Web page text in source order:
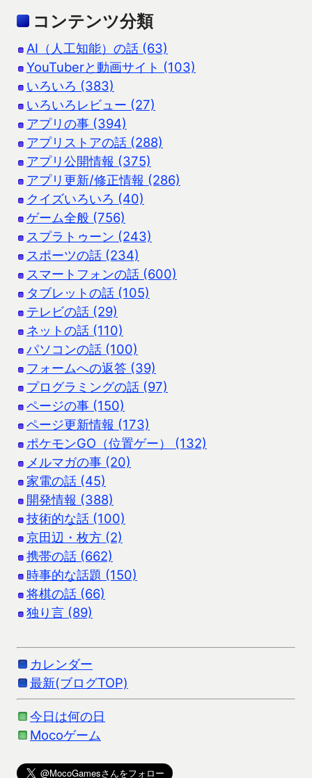
コンテンツ分類
AI（人工知能）の話 (63)
YouTuberと動画サイト (103)
いろいろ (383)
いろいろレビュー (27)
アプリの事 (394)
アプリストアの話 (288)
アプリ公開情報 (375)
アプリ更新/修正情報 (286)
クイズいろいろ (40)
ゲーム全般 (756)
スプラトゥーン (243)
スポーツの話 (234)
スマートフォンの話 (600)
タブレットの話 (105)
テレビの話 (29)
ネットの話 (110)
パソコンの話 (100)
フォームへの返答 (39)
プログラミングの話 (97)
ページの事 (150)
ページ更新情報 (173)
ポケモンGO（位置ゲー） (132)
メルマガの事 (20)
家電の話 (45)
開発情報 (388)
技術的な話 (100)
京田辺・枚方 (2)
携帯の話 (662)
時事的な話題 (150)
将棋の話 (66)
独り言 (89)
カレンダー
最新(ブログTOP)
今日は何の日
Mocoゲーム